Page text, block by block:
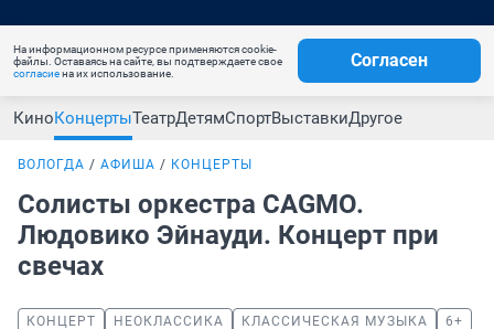
На информационном ресурсе применяются cookie-
файлы. Оставаясь на сайте, вы подтверждаете свое
согласиена их использование.
Согласен
КиноКонцертыТеатрДетямСпортВыставкиДругое
ВОЛОГДА АФИША КОНЦЕРТЫ
Солисты оркестра CAGMO.
Людовико Эйнауди. Концерт при
свечах
КОНЦЕРТ НЕОКЛАССИКА КЛАССИЧЕСКАЯ МУЗЫКА 6+